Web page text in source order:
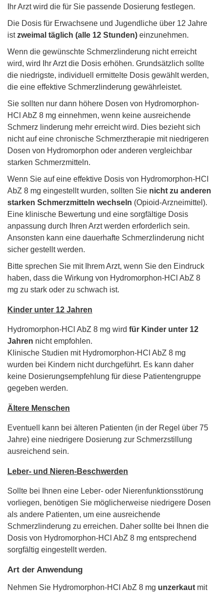
Ihr Arzt wird die für Sie passende Dosierung festlegen.
Die Dosis für Erwachsene und Jugendliche über 12 Jahre
istzweimal täglich (alle 12 Stunden) einzunehmen.
Wenn die gewünschte Schmerzlinderung nicht erreicht
wird, wird Ihr Arzt die Dosis erhöhen. Grundsätzlich sollte
die niedrigste, individuell ermittelte Dosis gewählt werden,
die eine effektive Schmerzlinderung gewährleistet.
Sie sollten nur dann höhere Dosen von Hydromorphon-
HCl AbZ 8 mg einnehmen, wenn keine ausreichende
Schmerz linderung mehr erreicht wird. Dies bezieht sich
nicht auf eine chronische Schmerztherapie mit niedrigeren
Dosen von Hydromorphon oder anderen vergleichbar
starken Schmerzmitteln.
Wenn Sie auf eine effektive Dosis von Hydromorphon-HCl
AbZ 8 mg eingestellt wurden, sollten Sie nicht zu anderen
starken Schmerzmitteln wechseln (Opioid-Arzneimittel).
Eine klinische Bewertung und eine sorgfältige Dosis
anpassung durch Ihren Arzt werden erforderlich sein.
Ansonsten kann eine dauerhafte Schmerzlinderung nicht
sicher gestellt werden.
Bitte sprechen Sie mit Ihrem Arzt, wenn Sie den Eindruck
haben, dass die Wirkung von Hydromorphon-HCl AbZ 8
mg zu stark oder zu schwach ist.
Kinder unter 12 Jahren
Hydromorphon-HCl AbZ 8 mg wird für Kinder unter 12
Jahren nicht empfohlen.
Klinische Studien mit Hydromorphon-HCl AbZ 8 mg
wurden bei Kindern nicht durchgeführt. Es kann daher
keine Dosierungsempfehlung für diese Patientengruppe
gegeben werden.
Ältere Menschen
Eventuell kann bei älteren Patienten (in der Regel über 75
Jahre) eine niedrigere Dosierung zur Schmerzstillung
ausreichend sein.
Leber- und Nieren-Beschwerden
Sollte bei Ihnen eine Leber- oder Nierenfunktionsstörung
vorliegen, benötigen Sie möglicherweise niedrigere Dosen
als andere Patienten, um eine ausreichende
Schmerzlinderung zu erreichen. Daher sollte bei Ihnen die
Dosis von Hydromorphon-HCl AbZ 8 mg entsprechend
sorgfältig eingestellt werden.
Art der Anwendung
Nehmen Sie Hydromorphon-HCl AbZ 8 mg unzerkaut mit